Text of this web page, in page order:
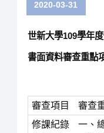
2020-03-31
世新大學109學年
書面資料審查重點
審查項目 審查
修課紀錄
一、